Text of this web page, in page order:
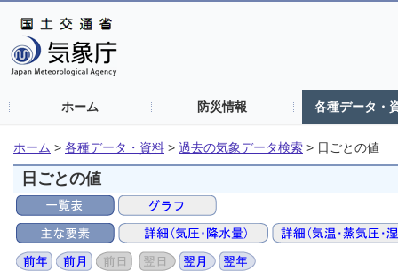
ホーム 防災情報 各種データ・
ホーム > 各種データ・資料 > 過去の気象データ検索 > 日ごとの値
日ごとの値